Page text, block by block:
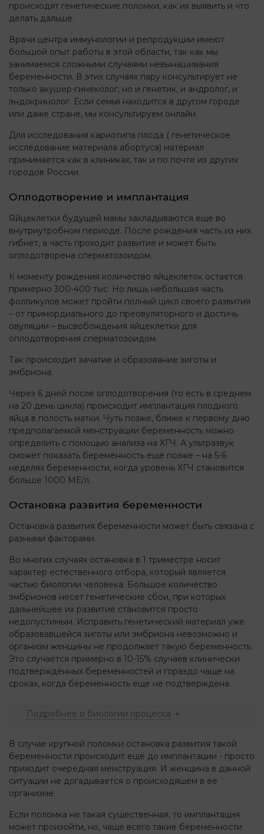
происходят генетические поломки, как их выявить и что
делать дальше.
Врачи центра иммунологии и репродукции имеют
большой опыт работы в этой области, так как мы
занимаемся сложными случаями невынашивания
беременности. В этих случаях пару консультирует не
только акушер-гинеколог, но и генетик, и андролог, и
эндокринолог. Если семья находится в другом городе
или даже стране, мы консультируем онлайн.
Для исследования кариотипа плода ( генетическое
исследование материала абортуса) материал
принимается как в клиниках, так и по почте из других
городов России.
Оплодотворение и имплантация
Яйцеклетки будущей мамы закладываются еще во
внутриутробном периоде. После рождения часть из них
гибнет, а часть проходит развитие и может быть
оплодотворена сперматозоидом.
К моменту рождения количество яйцеклеток остается
примерно 300-400 тыс. Но лишь небольшая часть
фолликулов может пройти полный цикл своего развития
– от примордиального до преовуляторного и достичь
овуляции – высвобождения яйцеклетки для
оплодотворения сперматозоидом.
Так происходит зачатие и образование зиготы и
эмбриона.
Через 6 дней после оплодотворения (то есть в среднем
на 20 день цикла) происходит имплантация плодного
яйца в полость матки. Чуть позже, ближе к первому дню
предполагаемой менструации беременность можно
определить с помощью анализа на ХГЧ. А ультразвук
сможет показать беременность ещё позже – на 5-6
неделях беременности, когда уровень ХГЧ становится
больше 1000 МЕ/л.
Остановка развития беременности
Остановка развития беременности может быть связана с
разными факторами.
Во многих случаях остановка в 1 триместре носит
характер естественного отбора, который является
частью биологии человека. Большое количество
эмбрионов несет генетические сбои, при которых
дальнейшее их развитие становится просто
недопустимым. Исправить генетический материал уже
образовавшейся зиготы или эмбриона невозможно и
организм женщины не продолжает такую беременность.
Это случается примерно в 10-15% случаев клинически
подтверждённых беременностей и гораздо чаще на
сроках, когда беременность еще не подтверждена.
Подробнее о биологии процесса
В случае крупной поломки остановка развития такой
беременности происходит ещё до имплантации - просто
приходит очередная менструация. И женщина в данной
ситуации не догадывается о происходящем в ее
организме.
Если поломка не такая существенная, то имплантация
может произойти, но, чаще всего такие беременности